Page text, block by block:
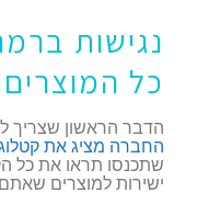
נגישות
כל
הדבר הראשון שצריך
החברה מציג את
שתכנסו תראו את כל
ישירות למוצרים